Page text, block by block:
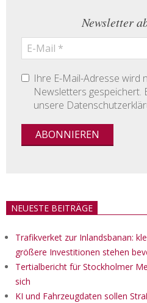
Newsletter
Ihre E-Mail-Adresse wird
Newsletters gespeichert.
unsere
NEUESTE BEITRÄGE
Trafikverket zur Inlandsbanan:
größere Investitionen stehen
Tertialbericht für Stockholmer
sich
KI und Fahrzeugdaten sollen